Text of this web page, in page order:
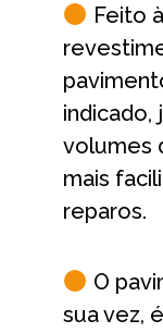
Feito
indicado,
volumes
mais
reparos.
O
sua vez,